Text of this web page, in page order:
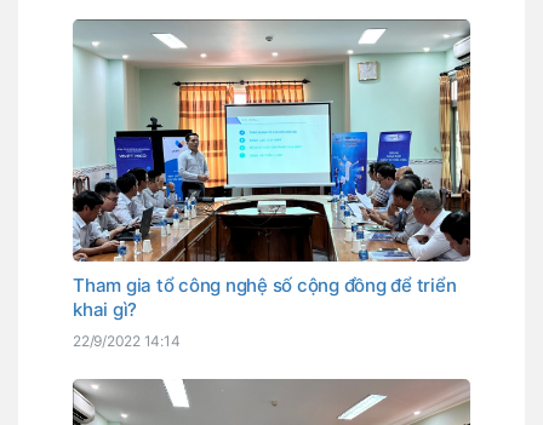
Tham gia tổ công nghệ số cộng đồng để triển
khai gì?
22/9/2022 14:14